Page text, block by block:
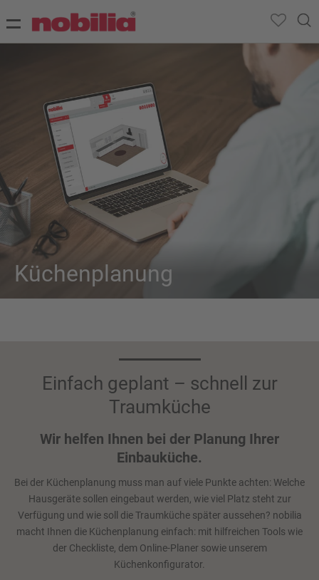
Küchenplanung
Einfach geplant – schnell zur
Traumküche
Wir helfen Ihnen bei der Planung Ihrer
Einbauküche.
Bei der Küchenplanung muss man auf viele Punkte achten: Welche
Hausgeräte sollen eingebaut werden, wie viel Platz steht zur
Verfügung und wie soll die Traumküche später aussehen? nobilia
macht Ihnen die Küchenplanung einfach: mit hilfreichen Tools wie
der Checkliste, dem Online-Planer sowie unserem
Küchenkonfigurator.